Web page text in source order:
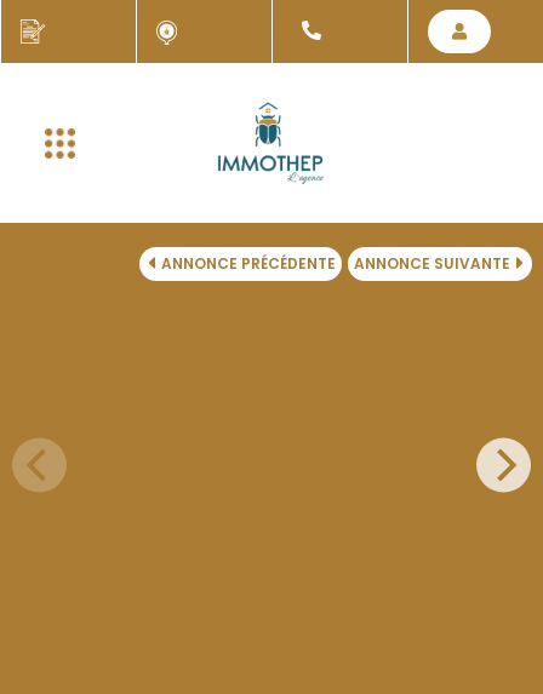
ANNONCE PRÉCÉDENTE ANNONCE SUIVANTE